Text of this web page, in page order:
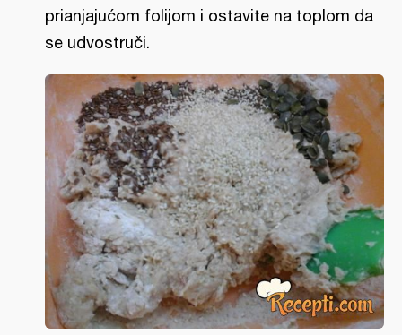
prianjajućom folijom i ostavite na toplom da
se udvostruči.